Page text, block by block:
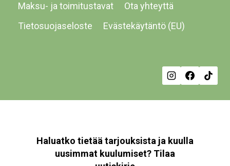
Maksu- ja toimitustavat
Ota yhteyttä
Tietosuojaseloste
Evästekäytäntö (EU)
Haluatko tietää tarjouksista ja kuulla
uusimmat kuulumiset? Tilaa